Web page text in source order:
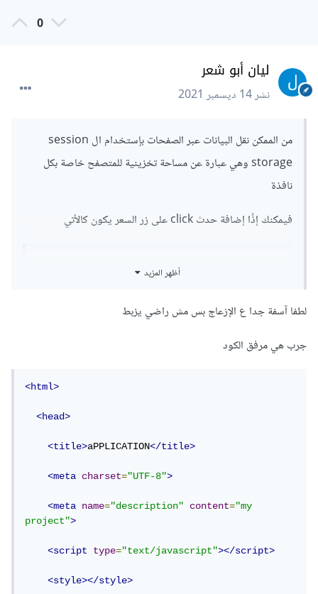
0
ليان أبو شعر
نشر14 ديسمبر 2021
من الممكن نقل البيانات عبر الصفحات بإستخدام ال session
storage وهي عبارة عن مساحة تخزينية للمتصفح خاصة بكل
نافذة
فيمكنك إذًا إضافة حدث click على زر السعر يكون كالأتي
purchase_btn.addEventListener('click',
JSON.stringify(product))
التحويل لها";
ومن ثم يمكن إستقبال البيانات في الصفحة الأخرى عبر الدالة
const product =
أظهر المزيد
لطفا آسفة جدا ع الإزعاج بس مش راضي يزبط
جرب هي مرفق الكود
<html>
<head>
<title>aPPLICATION</title>
<meta charset="UTF-8">
<meta name="description" content="my
project">
<script type="text/javascript"></script>
<style></style>